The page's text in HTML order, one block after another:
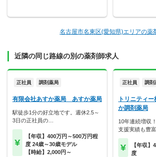
名古屋市名東区(愛知県)エリアの薬
近隣の同じ路線の別の薬剤師求人
正社員 調剤薬局
有限会社あすか薬局 あすか薬局
駅徒歩1分の好立地です。週休2.5～
3日の正社員の…
【年収】400万円～500万円程
度 24歳～30歳モデル
【時給】2,000円～
正社員 調剤
トリニティ
か調剤薬局
10年連続増収
支援実績も豊
【年収
度